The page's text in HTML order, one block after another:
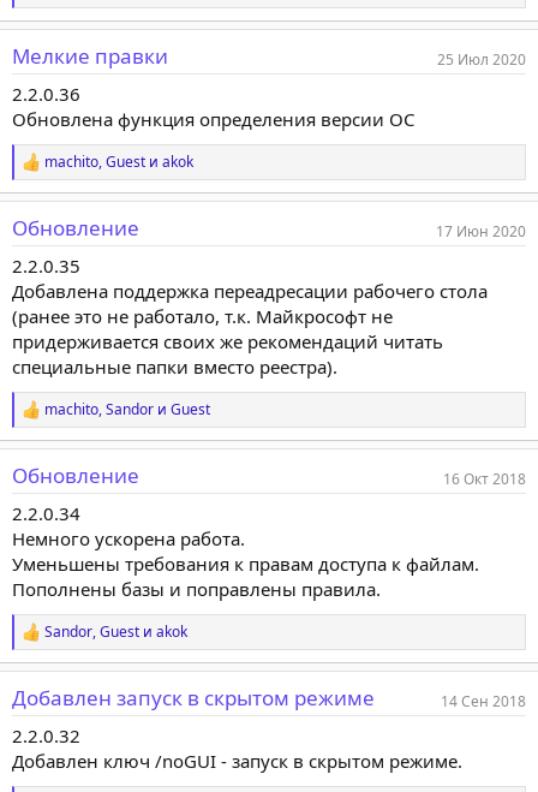
е
а
к
ц
и
и
:
Мелкие правки 25 Июл 2020
2.2.0.36
Обновлена функция определения версии ОС
Р
е
а
к
ц
и
и
:
machito,Guest и akok
Обновление 17 Июн 2020
2.2.0.35
Добавлена поддержка переадресации рабочего стола
(ранее это не работало, т.к. Майкрософт не
придерживается своих же рекомендаций читать
специальные папки вместо реестра).
Р
е
а
к
ц
и
и
:
machito,Sandor и Guest
Обновление 16 Окт 2018
2.2.0.34
Немного ускорена работа.
Уменьшены требования к правам доступа к файлам.
Пополнены базы и поправлены правила.
Р
е
а
к
ц
и
и
:
Sandor,Guest и akok
Добавлен запуск в скрытом режиме 14 Сен 2018
2.2.0.32
Добавлен ключ /noGUI - запуск в скрытом режиме.